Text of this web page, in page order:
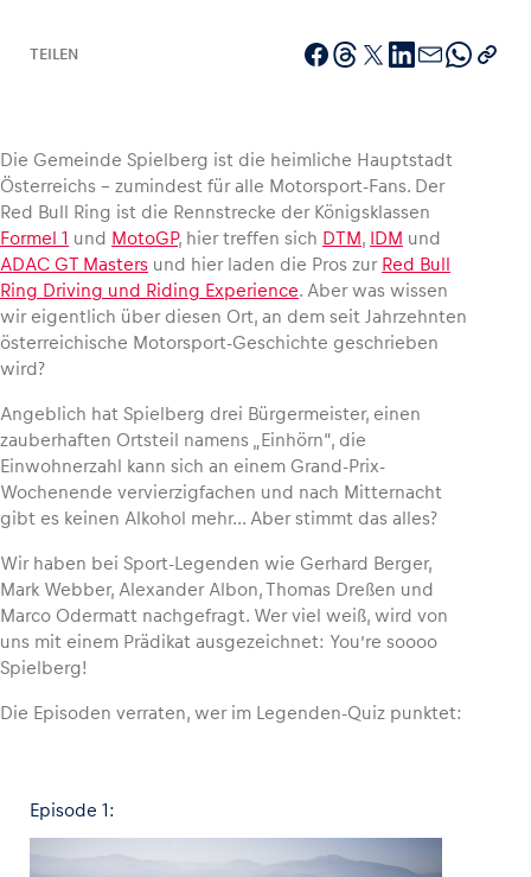
Fahrzeug
Alle anzeigen
Business
Alle anzeigen
Glossar
TEILEN
Die Gemeinde Spielberg ist die heimliche Hauptstadt
Österreichs – zumindest für alle Motorsport-Fans. Der
Red Bull Ring ist die Rennstrecke der Königsklassen
Formel 1 und MotoGP, hier treffen sich DTM, IDM und
ADAC GT Masters und hier laden die Pros zur Red Bull
Ring Driving und Riding Experience. Aber was wissen
wir eigentlich über diesen Ort, an dem seit Jahrzehnten
österreichische Motorsport-Geschichte geschrieben
wird?
Angeblich hat Spielberg drei Bürgermeister, einen
zauberhaften Ortsteil namens „Einhörn“, die
Einwohnerzahl kann sich an einem Grand-Prix-
Wochenende vervierzigfachen und nach Mitternacht
gibt es keinen Alkohol mehr… Aber stimmt das alles?
Wir haben bei Sport-Legenden wie Gerhard Berger,
Mark Webber, Alexander Albon, Thomas Dreßen und
Marco Odermatt nachgefragt. Wer viel weiß, wird von
uns mit einem Prädikat ausgezeichnet: You’re soooo
Spielberg!
Die Episoden verraten, wer im Legenden-Quiz punktet:
Episode 1: